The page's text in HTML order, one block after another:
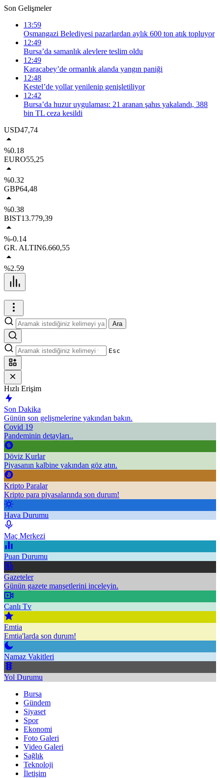
Son Gelişmeler
13:59
Osmangazi Belediyesi pazarlardan aylık 600 ton atık topluyor
12:49
Bursa’da samanlık alevlere teslim oldu
12:49
Karacabey’de ormanlık alanda yangın paniği
12:48
Kestel’de yollar yenilenip genişletiliyor
12:42
Bursa’da huzur uygulaması: 21 aranan şahıs yakalandı, 388
bin TL ceza kesildi
USD47,74
%0.18
EURO55,25
%0.32
GBP64,48
%0.38
BIST13.779,39
%-0.14
GR. ALTIN6.660,55
%2.59
Ara
Esc
Hızlı Erişim
Son Dakika
Günün son gelişmelerine yakından bakın.
Covid 19
Pandeminin detayları..
Döviz Kurlar
Piyasanın kalbine yakından göz atın.
Kripto Paralar
Kripto para piyasalarında son durum!
Hava Durumu
Maç Merkezi
Puan Durumu
Gazeteler
Günün gazete manşetlerini inceleyin.
Canlı Tv
Emtia
Emtia'larda son durum!
Namaz Vakitleri
Yol Durumu
Bursa
Gündem
Siyaset
Spor
Ekonomi
Foto Galeri
Video Galeri
Sağlık
Teknoloji
İletişim